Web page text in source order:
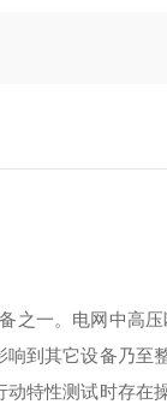
一。电网中高
到其它设备乃
特性测试时存